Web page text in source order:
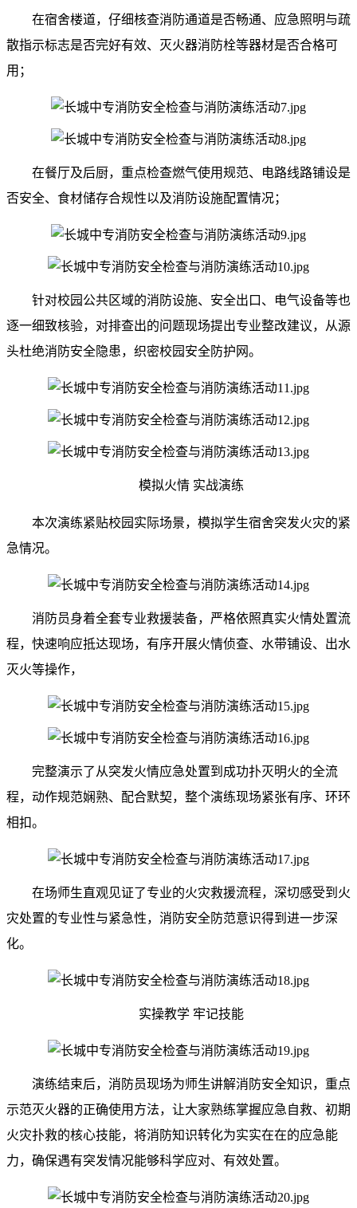
在宿舍楼道，仔细核查消防通道是否畅通、应急照明与疏
散指示标志是否完好有效、灭火器消防栓等器材是否合格可
用；
在餐厅及后厨，重点检查燃气使用规范、电路线路铺设是
否安全、食材储存合规性以及消防设施配置情况；
针对校园公共区域的消防设施、安全出口、电气设备等也
逐一细致核验，对排查出的问题现场提出专业整改建议，从源
头杜绝消防安全隐患，织密校园安全防护网。
模拟火情 实战演练
本次演练紧贴校园实际场景，模拟学生宿舍突发火灾的紧
急情况。
消防员身着全套专业救援装备，严格依照真实火情处置流
程，快速响应抵达现场，有序开展火情侦查、水带铺设、出水
灭火等操作，
完整演示了从突发火情应急处置到成功扑灭明火的全流
程，动作规范娴熟、配合默契，整个演练现场紧张有序、环环
相扣。
在场师生直观见证了专业的火灾救援流程，深切感受到火
灾处置的专业性与紧急性，消防安全防范意识得到进一步深
化。
实操教学 牢记技能
演练结束后，消防员现场为师生讲解消防安全知识，重点
示范灭火器的正确使用方法，让大家熟练掌握应急自救、初期
火灾扑救的核心技能，将消防知识转化为实实在在的应急能
力，确保遇有突发情况能够科学应对、有效处置。